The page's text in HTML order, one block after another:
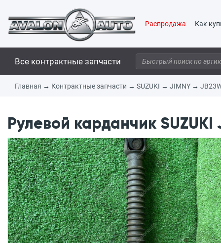
Распродажа Как
Все контрактные запчасти
Главная → Контрактные запчасти → SUZUKI → JIMNY →
Рулевой карданчик